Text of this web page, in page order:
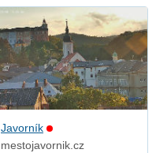
Javorník
mestojavornik.cz